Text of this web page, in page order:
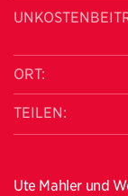
ORT:
TEILEN:
Ute Mahler und